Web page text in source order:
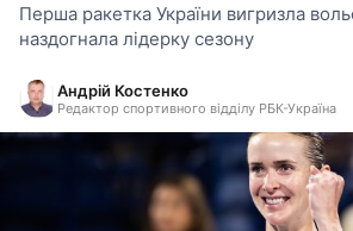
Перша ракетка України вигризла
наздогнала лідерку сезону
Андрій Костенко
Редактор спортивного відділу РБК-Україна